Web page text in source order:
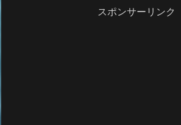
スポンサーリンク